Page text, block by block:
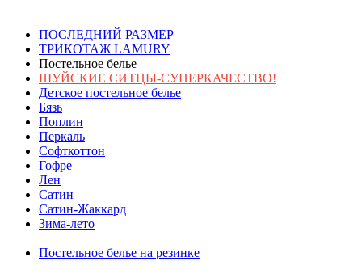
ПОСЛЕДНИЙ РАЗМЕР
ТРИКОТАЖ LAMURY
Постельное белье
ШУЙСКИЕ СИТЦЫ-СУПЕРКАЧЕСТВО!
Детское постельное белье
Бязь
Поплин
Перкаль
Софткоттон
Гофре
Лен
Сатин
Сатин-Жаккард
Зима-лето
Постельное белье на резинке